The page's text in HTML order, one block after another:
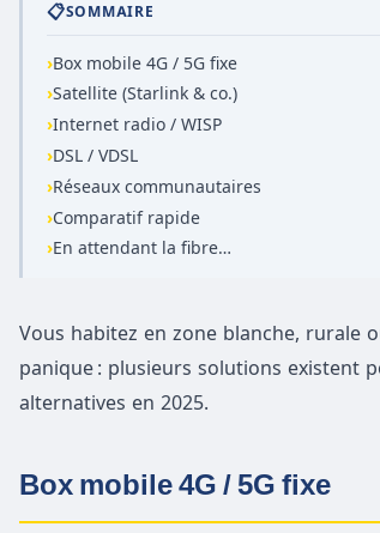
📋SOMMAIRE
›Box mobile 4G / 5G fixe
›Satellite (Starlink & co.)
›Internet radio / WISP
›DSL / VDSL
›Réseaux communautaires
›Comparatif rapide
›En attendant la fibre…
Vous habitez en zone blanche, rurale
panique : plusieurs solutions existent
alternatives en 2025.
Box mobile 4G / 5G fixe